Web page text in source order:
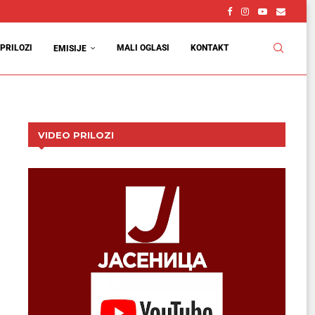
PRILOZI EMISIJE MALI OGLASI KONTAKT
VIDEO PRILOZI